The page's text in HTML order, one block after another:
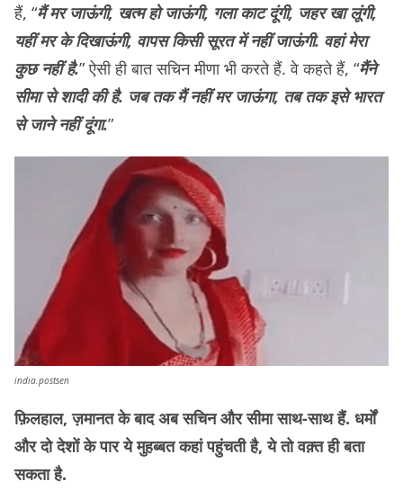
हैं, “मैं मर जाऊंगी, खत्म हो जाऊंगी, गला काट दूंगी, जहर खा लूंगी,
यहीं मर के दिखाऊंगी, वापस किसी सूरत में नहीं जाऊंगी. वहां मेरा
कुछ नहीं है.” ऐसी ही बात सचिन मीणा भी करते हैं. वे कहते हैं, “मैंने
सीमा से शादी की है. जब तक मैं नहीं मर जाऊंगा, तब तक इसे भारत
से जाने नहीं दूंगा.”
india.postsen
फ़िलहाल, ज़मानत के बाद अब सचिन और सीमा साथ-साथ हैं. धर्मों
और दो देशों के पार ये मुहब्बत कहां पहुंचती है, ये तो वक़्त ही बता
सकता है.